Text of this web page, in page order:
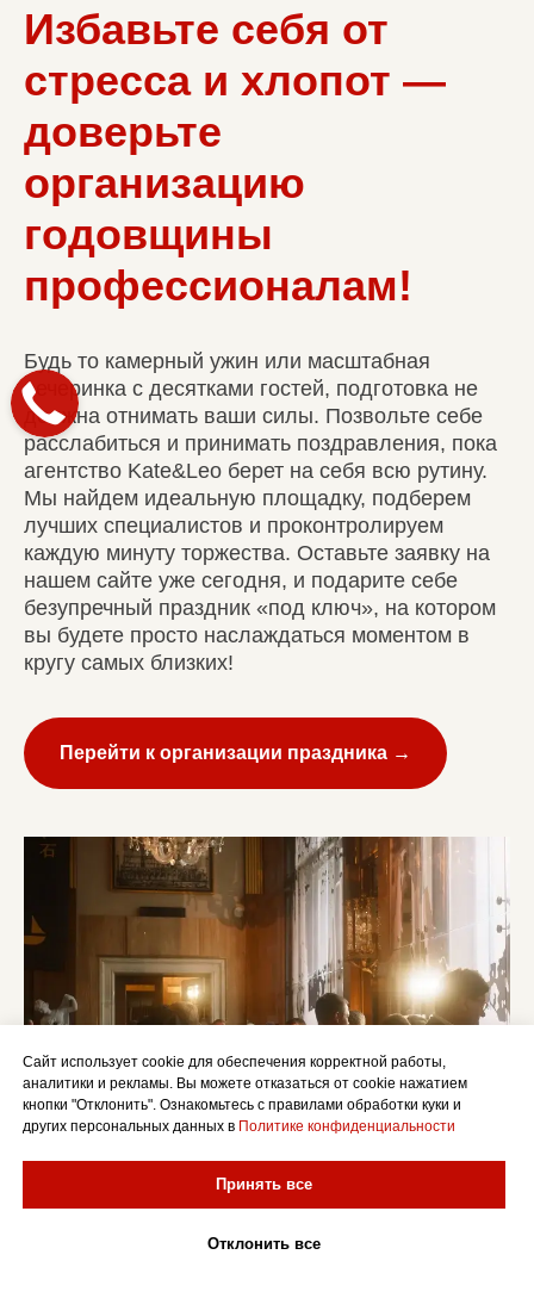
Избавьте себя от
стресса и хлопот —
доверьте
организацию
годовщины
профессионалам!
Будь то камерный ужин или масштабная
вечеринка с десятками гостей, подготовка не
должна отнимать ваши силы. Позвольте себе
расслабиться и принимать поздравления, пока
агентство Kate&Leo берет на себя всю рутину.
Мы найдем идеальную площадку, подберем
лучших специалистов и проконтролируем
каждую минуту торжества. Оставьте заявку на
нашем сайте уже сегодня, и подарите себе
безупречный праздник «под ключ», на котором
вы будете просто наслаждаться моментом в
кругу самых близких!
Перейти к организации праздника →
Сайт использует cookie для обеспечения корректной работы,
аналитики и рекламы. Вы можете отказаться от cookie нажатием
кнопки "Отклонить". Ознакомьтесь с правилами обработки куки и
других персональных данных в Политике конфиденциальности
Принять все
Отклонить все